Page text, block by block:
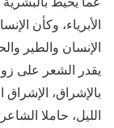
الأبرياء، وكأن
الإنسان والطير
يقدر الشعر على
بالإشراق،
الليل، حاملا